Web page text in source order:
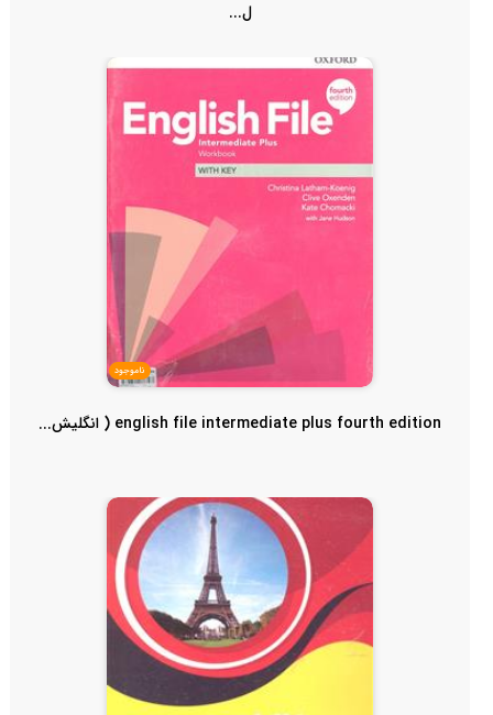
ل...
ناموجود
english file intermediate plus fourth edition ( انگلیش...